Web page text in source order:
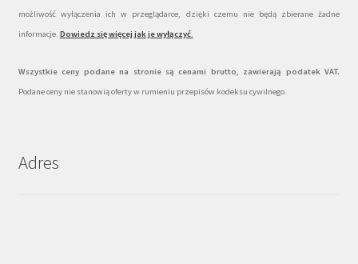
możliwość wyłączenia ich w przeglądarce, dzięki czemu nie będą zbierane żadne
informacje. Dowiedz się więcej jak je wyłączyć.
Wszystkie ceny podane na stronie są cenami brutto, zawierają podatek VAT.
Podane ceny nie stanowią oferty w rumieniu przepisów kodeksu cywilnego.
Adres